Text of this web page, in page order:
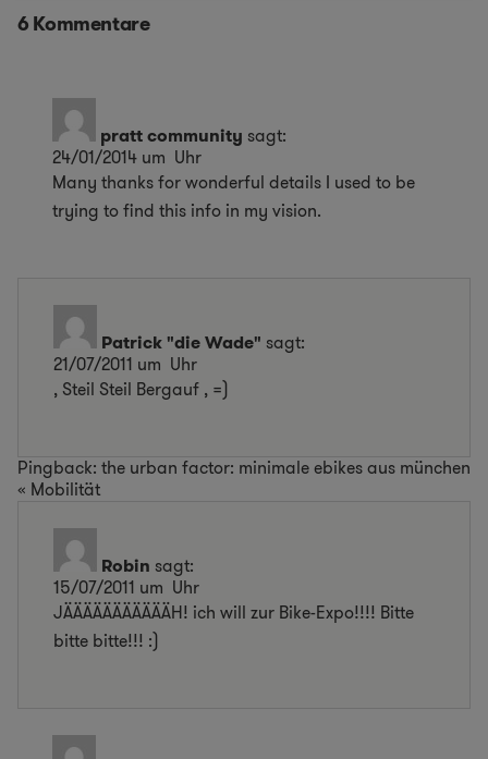
6 Kommentare
pratt community sagt:
24/01/2014 um Uhr
Many thanks for wonderful details I used to be
trying to find this info in my vision.
Patrick "die Wade" sagt:
21/07/2011 um Uhr
‚ Steil Steil Bergauf ‚ =)
Pingback: the urban factor: minimale ebikes aus münchen
« Mobilität
Robin sagt:
15/07/2011 um Uhr
JÄÄÄÄÄÄÄÄÄÄÄH! ich will zur Bike-Expo!!!! Bitte
bitte bitte!!! :)